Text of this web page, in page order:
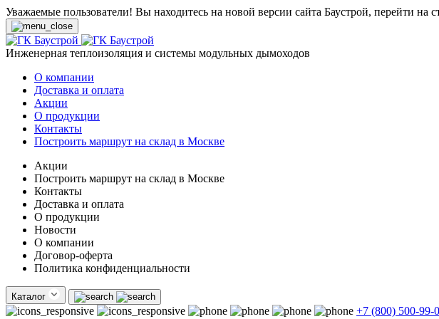
Уважаемые пользователи! Вы находитесь на новой версии сайта Баустрой, перейти на
Инженерная теплоизоляция и системы модульных дымоходов
О компании
Доставка и оплата
Акции
О продукции
Контакты
Построить маршрут на склад в Москве
Акции
Построить маршрут на склад в Москве
Контакты
Доставка и оплата
О продукции
Новости
О компании
Договор-оферта
Политика конфиденциальности
Каталог
+7 (800) 500-99-